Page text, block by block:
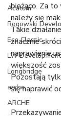
Acatom
Rogowski
Eco Classic
LW Development
Longbridge
arche
ARCHE
bieżąco. Za to
należy się
Takie
znacznie
naprawienie
większość
Pozostają
się naprawić